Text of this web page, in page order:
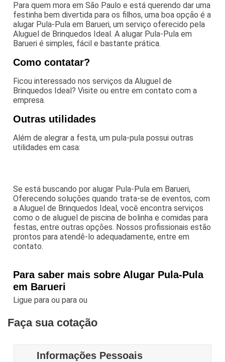
Para quem mora em São Paulo e está querendo dar uma
festinha bem divertida para os filhos, uma boa opção é a
alugar Pula-Pula em Barueri, um serviço oferecido pela
Aluguel de Brinquedos Ideal. A alugar Pula-Pula em
Barueri é simples, fácil e bastante prática.
Como contatar?
Ficou interessado nos serviços da Aluguel de
Brinquedos Ideal? Visite ou entre em contato com a
empresa.
Outras utilidades
Além de alegrar a festa, um pula-pula possui outras
utilidades em casa:
Se está buscando por alugar Pula-Pula em Barueri,
Oferecendo soluções quando trata-se de eventos, com
a Aluguel de Brinquedos Ideal, você encontra serviços
como o de aluguel de piscina de bolinha e comidas para
festas, entre outras opções. Nossos profissionais estão
prontos para atendê-lo adequadamente, entre em
contato.
Para saber mais sobre Alugar Pula-Pula
em Barueri
Ligue paraou paraou
Faça sua cotação
Informações Pessoais